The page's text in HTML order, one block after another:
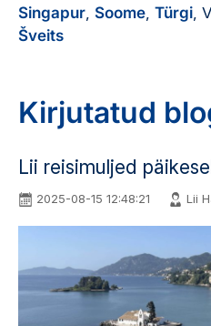
Singapur, Soome, Türgi,
Šveits
Kirjutatud
Lii reisimuljed
2025-08-15 12:48:21 Lii